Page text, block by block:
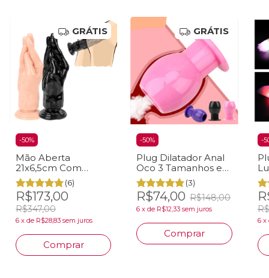
GRÁTIS
-50%
Mão Aberta
21x6,5cm Com
Ventosa Em Gel de
PVC
(6)
R$173,00
R$347,00
6 x de R$28,83 sem juros
Comprar
GRÁTIS
-50%
Plug Dilatador Anal
Oco 3 Tamanhos em
Silicone
(3)
R$74,00 R$148,00
6 xde R$12,33 sem juros
Comprar
-
6 x